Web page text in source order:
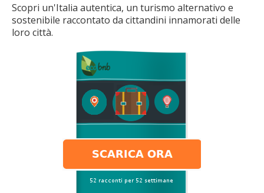
Scopri un'Italia autentica, un turismo alternativo e
sostenibile raccontato da cittandini innamorati delle
loro città.